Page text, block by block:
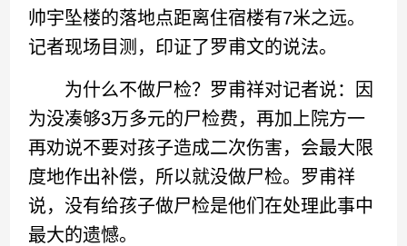
帅宇坠楼的落地点距离住宿楼有7米之远。
记者现场目测，印证了罗甫文的说法。
为什么不做尸检？罗甫祥对记者说：因
为没凑够3万多元的尸检费，再加上院方一
再劝说不要对孩子造成二次伤害，会最大限
度地作出补偿，所以就没做尸检。罗甫祥
说，没有给孩子做尸检是他们在处理此事中
最大的遗憾。